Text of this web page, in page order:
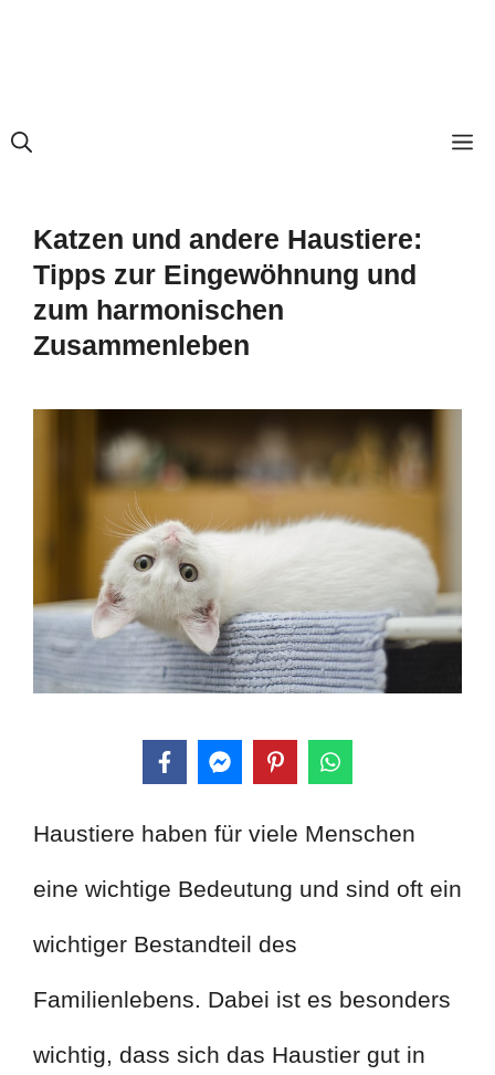
Katzen und andere Haustiere:
Tipps zur Eingewöhnung und
zum harmonischen
Zusammenleben
Haustiere haben für viele Menschen
eine wichtige Bedeutung und sind oft ein
wichtiger Bestandteil des
Familienlebens. Dabei ist es besonders
wichtig, dass sich das Haustier gut in